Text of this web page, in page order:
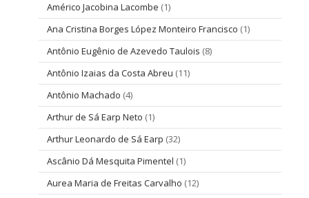
Américo Jacobina Lacombe (1)
Ana Cristina Borges López Monteiro Francisco (1)
Antônio Eugênio de Azevedo Taulois (8)
Antônio Izaias da Costa Abreu (11)
Antônio Machado (4)
Arthur de Sá Earp Neto (1)
Arthur Leonardo de Sá Earp (32)
Ascânio Dá Mesquita Pimentel (1)
Aurea Maria de Freitas Carvalho (12)